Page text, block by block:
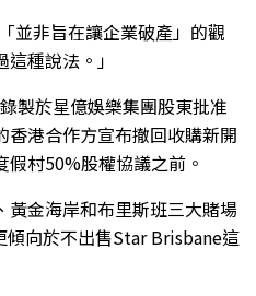
並非旨在讓企業破產」的觀
種說法。」
製於星億娛樂集團股東批准
港合作方宣布撤回收購新開
村50%股權協議之前。
黃金海岸和布里斯班三大賭場
向於不出售Star Brisbane這